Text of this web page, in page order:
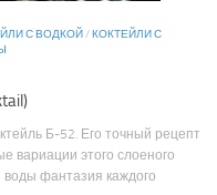
С ВОДКОЙ/КОКТЕЙЛИ С
Б-52. Его точный рецепт
вариации этого слоеного
фантазия каждого